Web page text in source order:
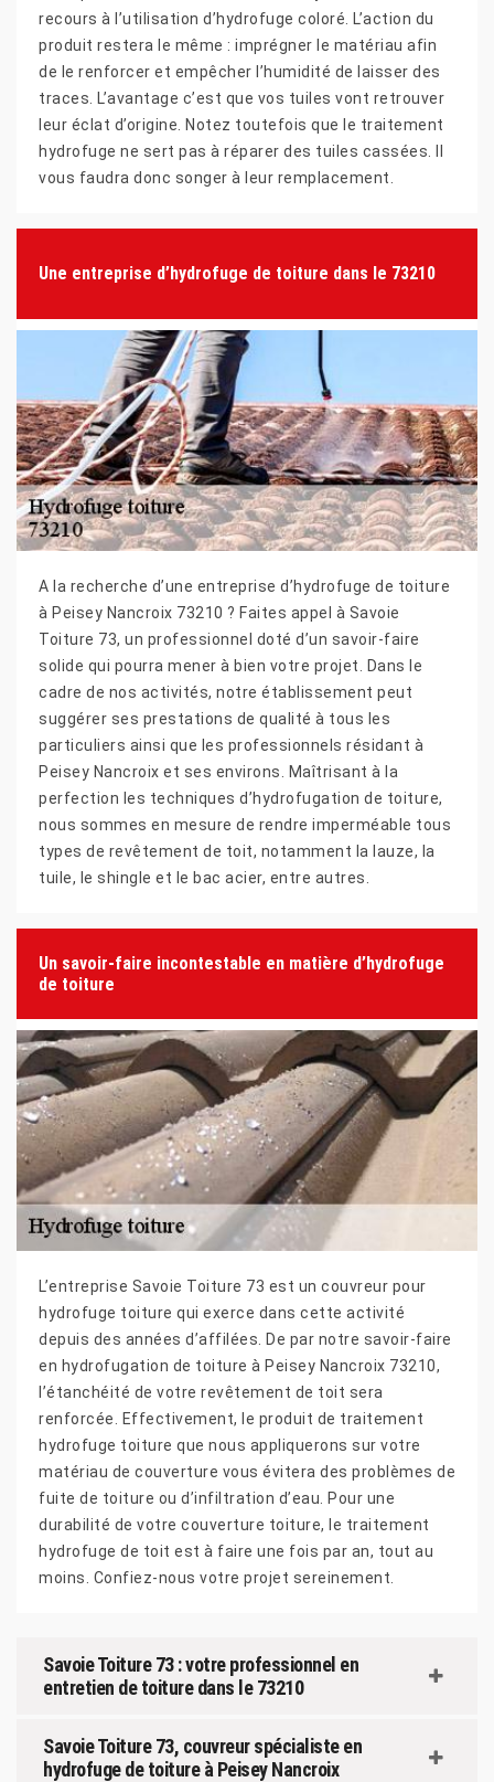
recours à l’utilisation d’hydrofuge coloré. L’action du
produit restera le même : imprégner le matériau afin
de le renforcer et empêcher l’humidité de laisser des
traces. L’avantage c’est que vos tuiles vont retrouver
leur éclat d’origine. Notez toutefois que le traitement
hydrofuge ne sert pas à réparer des tuiles cassées. Il
vous faudra donc songer à leur remplacement.
Une entreprise d’hydrofuge de toiture dans le 73210
A la recherche d’une entreprise d’hydrofuge de toiture
à Peisey Nancroix 73210 ? Faites appel à Savoie
Toiture 73, un professionnel doté d’un savoir-faire
solide qui pourra mener à bien votre projet. Dans le
cadre de nos activités, notre établissement peut
suggérer ses prestations de qualité à tous les
particuliers ainsi que les professionnels résidant à
Peisey Nancroix et ses environs. Maîtrisant à la
perfection les techniques d’hydrofugation de toiture,
nous sommes en mesure de rendre imperméable tous
types de revêtement de toit, notamment la lauze, la
tuile, le shingle et le bac acier, entre autres.
Un savoir-faire incontestable en matière d’hydrofuge
de toiture
L’entreprise Savoie Toiture 73 est un couvreur pour
hydrofuge toiture qui exerce dans cette activité
depuis des années d’affilées. De par notre savoir-faire
en hydrofugation de toiture à Peisey Nancroix 73210,
l’étanchéité de votre revêtement de toit sera
renforcée. Effectivement, le produit de traitement
hydrofuge toiture que nous appliquerons sur votre
matériau de couverture vous évitera des problèmes de
fuite de toiture ou d’infiltration d’eau. Pour une
durabilité de votre couverture toiture, le traitement
hydrofuge de toit est à faire une fois par an, tout au
moins. Confiez-nous votre projet sereinement.
Savoie Toiture 73 : votre professionnel en
entretien de toiture dans le 73210
Savoie Toiture 73, couvreur spécialiste en
hydrofuge de toiture à Peisey Nancroix